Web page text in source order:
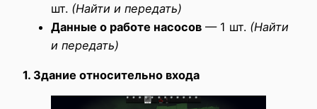
шт. (Найти и передать)
Данные о работе насосов — 1 шт. (Найти
и передать)
1. Здание относительно входа